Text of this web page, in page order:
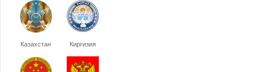
Казахстан Киргизия